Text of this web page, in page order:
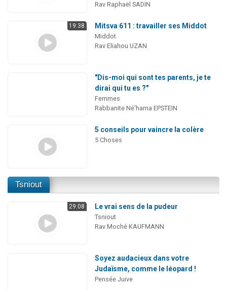
Rav Raphaël SADIN
19:38 Mitsva 611 : travailler ses Middot
Middot
Rav Eliahou UZAN
"Dis-moi qui sont tes parents, je te
dirai qui tu es ?"
Femmes
Rabbanite Né'hama EPSTEIN
5 conseils pour vaincre la colère
5 Choses
Tsniout
29:08 Le vrai sens de la pudeur
Tsniout
Rav Moché KAUFMANN
Soyez audacieux dans votre
Judaïsme, comme le léopard !
Pensée Juive